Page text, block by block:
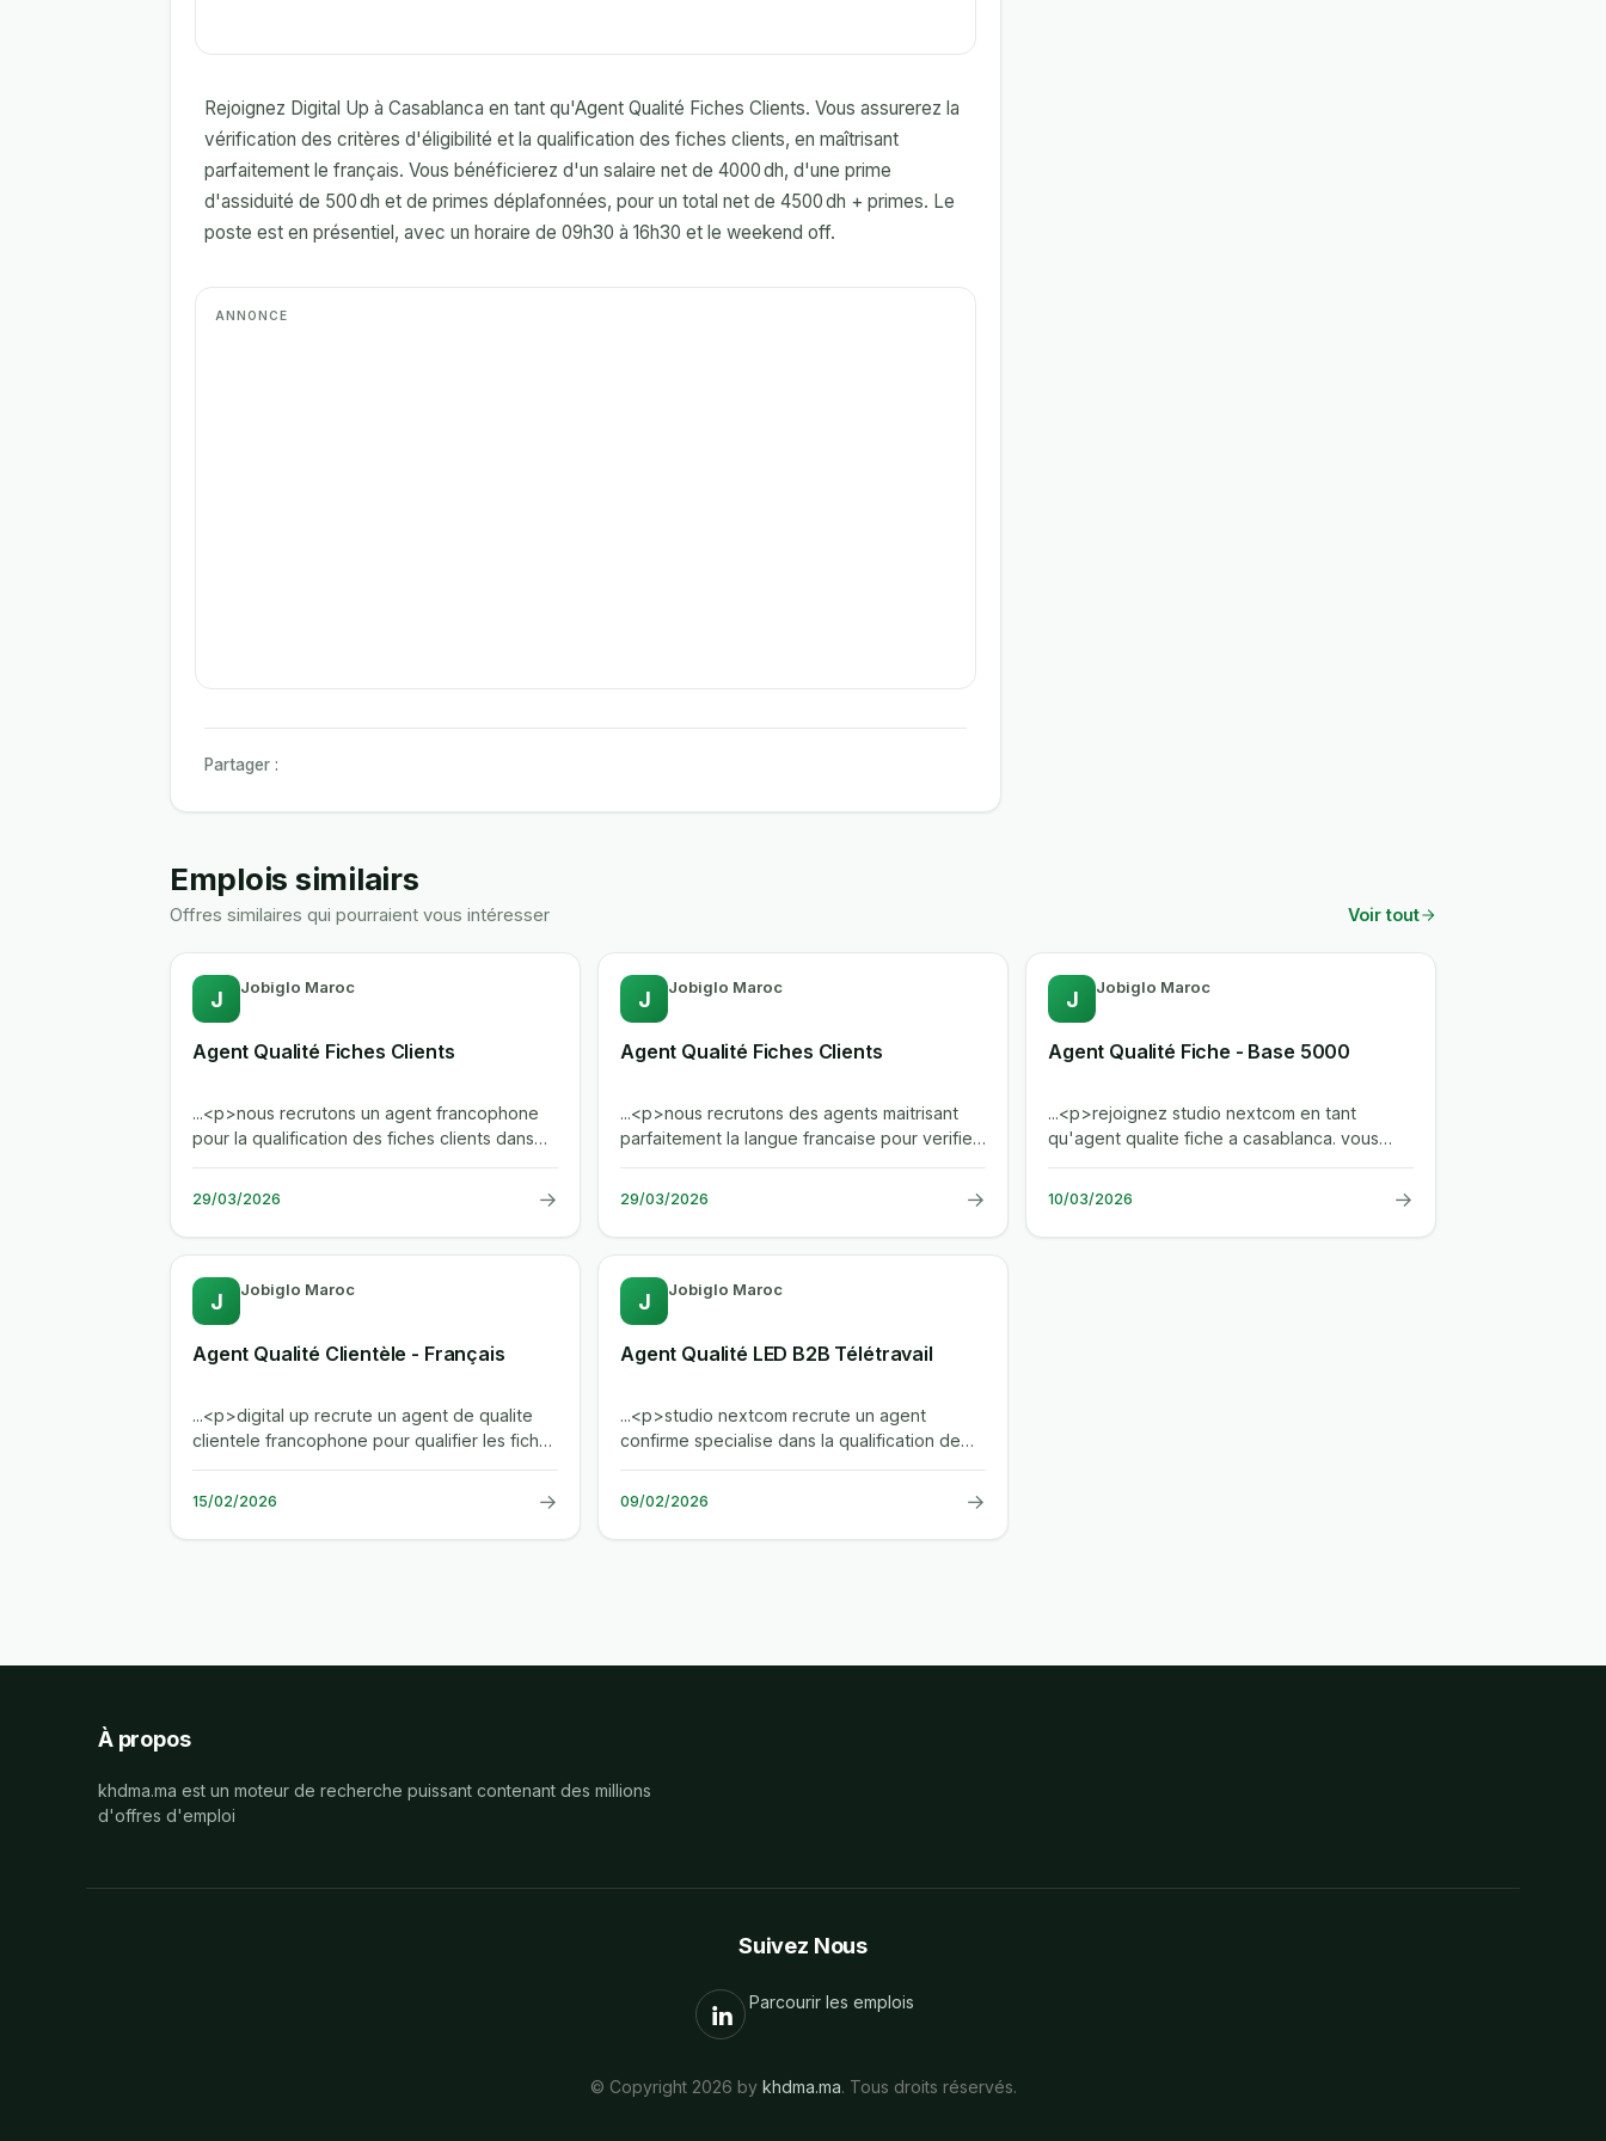
Rejoignez Digital Up à Casablanca en tant qu'Agent Qualité Fiches Clients. Vous assurerez la
vérification des critères d'éligibilité et la qualification des fiches clients, en maîtrisant
parfaitement le français. Vous bénéficierez d'un salaire net de 4000 dh, d'une prime
d'assiduité de 500 dh et de primes déplafonnées, pour un total net de 4500 dh + primes. Le
poste est en présentiel, avec un horaire de 09h30 à 16h30 et le weekend off.
Partager :
Emplois similairs
Offres similaires qui pourraient vous intéresser Voir tout
J Jobiglo Maroc
Agent Qualité Fiches Clients
...<p>nous recrutons un agent francophone
pour la qualification des fiches clients dans
notre centre d'appels a...
29/03/2026 →
J Jobiglo Maroc
Agent Qualité Fiches Clients
...<p>nous recrutons des agents maitrisant
parfaitement la langue francaise pour verifier
des criteres d'eligibilite et...
29/03/2026 →
J Jobiglo Maroc
Agent Qualité Fiche - Base 5000
...<p>rejoignez studio nextcom en tant
qu'agent qualite fiche a casablanca. vous
prospecterez des clients eligibles,...
10/03/2026 →
J Jobiglo Maroc
Agent Qualité Clientèle - Français
...<p>digital up recrute un agent de qualite
clientele francophone pour qualifier les fiches
clients. le poste exige une...
15/02/2026 →
J Jobiglo Maroc
Agent Qualité LED B2B Télétravail
...<p>studio nextcom recrute un agent
confirme specialise dans la qualification de
fiches produits led destinees aux...
09/02/2026 →
À propos
khdma.ma est un moteur de recherche puissant contenant des millions
d'offres d'emploi
Suivez Nous
Parcourir les emplois
© Copyright 2026 by khdma.ma. Tous droits réservés.